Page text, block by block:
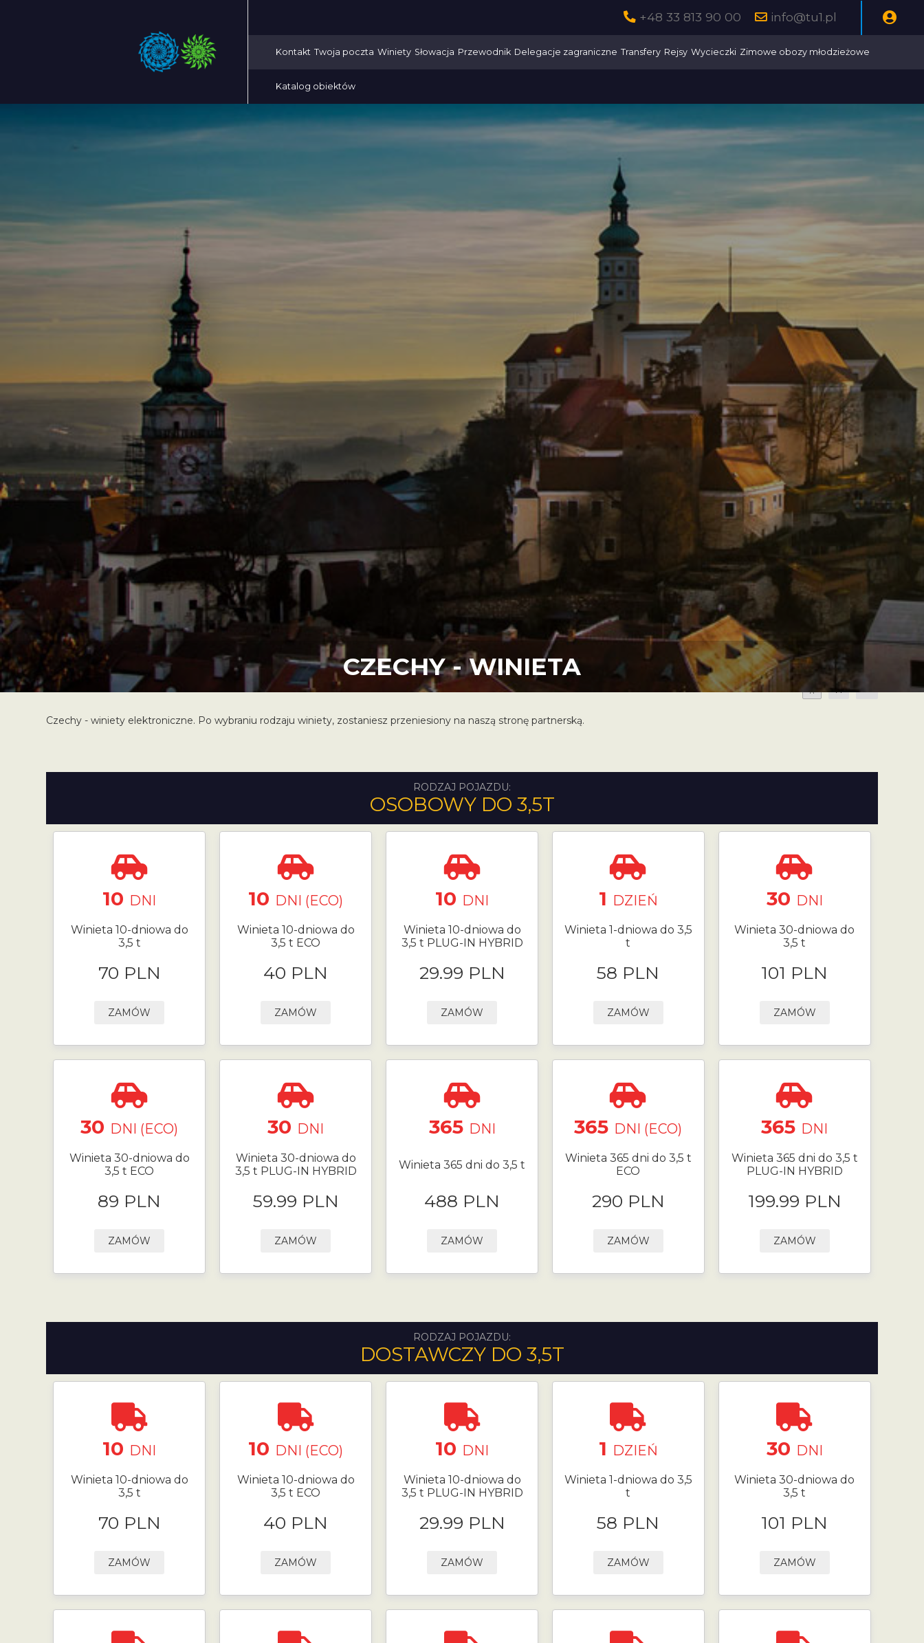
+48 33 813 90 00 info@tu1.pl
Kontakt Twoja poczta Winiety Słowacja Przewodnik Delegacje zagraniczne Transfery Rejsy Wycieczki Zimowe obozy młodzieżowe
Katalog obiektów
CZECHY - WINIETA
A A
Czechy - winiety elektroniczne. Po wybraniu rodzaju winiety, zostaniesz przeniesiony na naszą stronę partnerską.
RODZAJ POJAZDU:
OSOBOWY DO 3,5T
10 DNI
Winieta 10-dniowa do
3,5 t
70 PLN
ZAMÓW
10 DNI (ECO)
Winieta 10-dniowa do
3,5 t ECO
40 PLN
ZAMÓW
10 DNI
Winieta 10-dniowa do
3,5 t PLUG-IN HYBRID
29.99 PLN
ZAMÓW
1 DZIEŃ
Winieta 1-dniowa do 3,5
t
58 PLN
ZAMÓW
30 DNI
Winieta 30-dniowa do
3,5 t
101 PLN
ZAMÓW
30 DNI (ECO)
Winieta 30-dniowa do
3,5 t ECO
89 PLN
ZAMÓW
30 DNI
Winieta 30-dniowa do
3,5 t PLUG-IN HYBRID
59.99 PLN
ZAMÓW
365 DNI
Winieta 365 dni do 3,5 t
488 PLN
ZAMÓW
365 DNI (ECO)
Winieta 365 dni do 3,5 t
ECO
290 PLN
ZAMÓW
365 DNI
Winieta 365 dni do 3,5 t
PLUG-IN HYBRID
199.99 PLN
ZAMÓW
RODZAJ POJAZDU:
DOSTAWCZY DO 3,5T
10 DNI
Winieta 10-dniowa do
3,5 t
70 PLN
ZAMÓW
10 DNI (ECO)
Winieta 10-dniowa do
3,5 t ECO
40 PLN
ZAMÓW
10 DNI
Winieta 10-dniowa do
3,5 t PLUG-IN HYBRID
29.99 PLN
ZAMÓW
1 DZIEŃ
Winieta 1-dniowa do 3,5
t
58 PLN
ZAMÓW
30 DNI
Winieta 30-dniowa do
3,5 t
101 PLN
ZAMÓW